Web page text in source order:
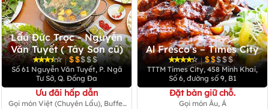
Lẩu Đức Trọc - Nguyễn
Văn Tuyết ( Tây Sơn cũ)
|
Số 61 Nguyễn Văn Tuyết, P. Ngã
Tư Sở, Q. Đống Đa
Ưu đãi hấp dẫn
Gọi món Việt (Chuyên Lẩu), Buffet
Al Fresco's – Times City
|
TTTM Times City, 458 Minh Khai,
Số 6, đường số 9, B1
Đặt bàn giữ chỗ.
Gọi món Âu, Á